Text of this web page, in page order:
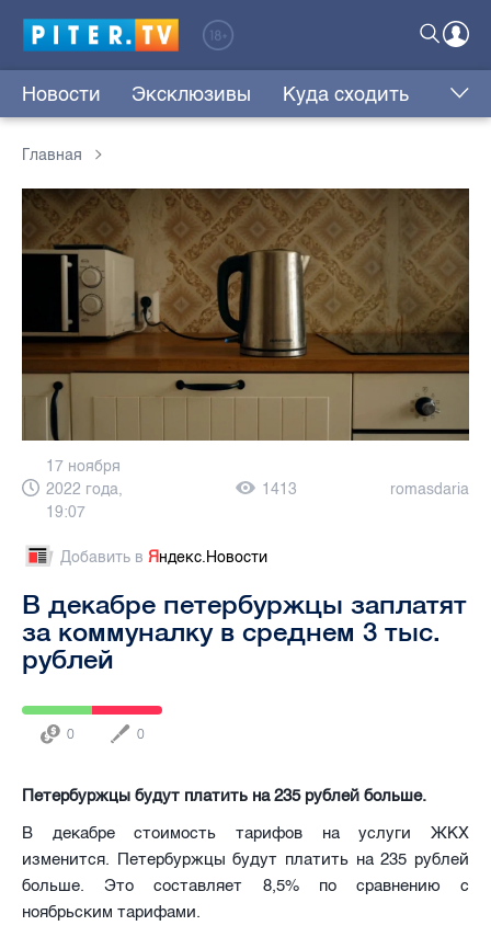
Новости Эксклюзивы Куда сходить
Главная
17 ноября
2022 года,
19:07
1413 romasdaria
Добавить в Яндекс.Новости
В декабре петербуржцы заплатят
за коммуналку в среднем 3 тыс.
рублей
0 0
Петербуржцы будут платить на 235 рублей больше.
В декабре стоимость тарифов на услуги ЖКХ
изменится. Петербуржцы будут платить на 235 рублей
больше. Это составляет 8,5% по сравнению с
ноябрьским тарифами.